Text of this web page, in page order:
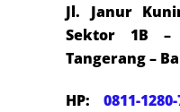
Jl. Janur
Sektor 1B –
Tangerang –
HP:0811-